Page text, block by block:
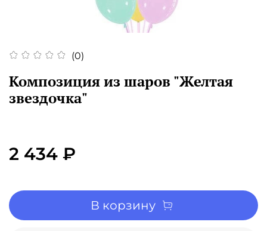
(0)
Композиция из шаров "Желтая
звездочка"
2 434 ₽
В корзину